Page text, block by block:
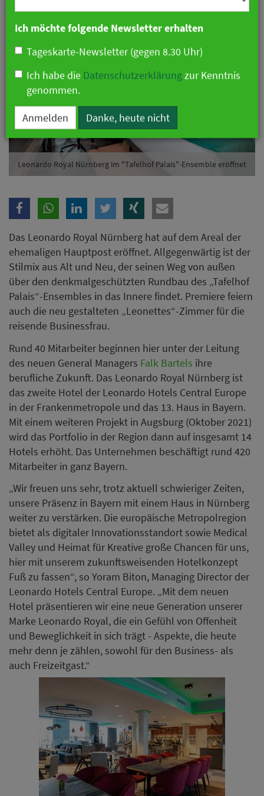
Leonardo Royal Nürnberg im "Tafelhof Palais"-Ensemble eröffnet
Das Leonardo Royal Nürnberg hat auf dem Areal der
ehemaligen Hauptpost eröffnet. Allgegenwärtig ist der
Stilmix aus Alt und Neu, der seinen Weg von außen
über den denkmalgeschützten Rundbau des „Tafelhof
Palais“-Ensembles in das Innere findet. Premiere feiern
auch die neu gestalteten „Leonettes“-Zimmer für die
reisende Businessfrau.
Rund 40 Mitarbeiter beginnen hier unter der Leitung
des neuen General Managers Falk Bartels ihre
berufliche Zukunft. Das Leonardo Royal Nürnberg ist
das zweite Hotel der Leonardo Hotels Central Europe
in der Frankenmetropole und das 13. Haus in Bayern.
Mit einem weiteren Projekt in Augsburg (Oktober 2021)
wird das Portfolio in der Region dann auf insgesamt 14
Hotels erhöht. Das Unternehmen beschäftigt rund 420
Mitarbeiter in ganz Bayern.
„Wir freuen uns sehr, trotz aktuell schwieriger Zeiten,
unsere Präsenz in Bayern mit einem Haus in Nürnberg
weiter zu verstärken. Die europäische Metropolregion
bietet als digitaler Innovationsstandort sowie Medical
Valley und Heimat für Kreative große Chancen für uns,
hier mit unserem zukunftsweisenden Hotelkonzept
Fuß zu fassen“, so Yoram Biton, Managing Director der
Leonardo Hotels Central Europe. „Mit dem neuen
Hotel präsentieren wir eine neue Generation unserer
Marke Leonardo Royal, die ein Gefühl von Offenheit
und Beweglichkeit in sich trägt - Aspekte, die heute
mehr denn je zählen, sowohl für den Business- als
auch Freizeitgast.“
Ich möchte folgende Newsletter erhalten
Tageskarte-Newsletter (gegen 8.30 Uhr)
Ich habe dieDatenschutzerklärung
genommen.
Anmelden Danke, heute nicht